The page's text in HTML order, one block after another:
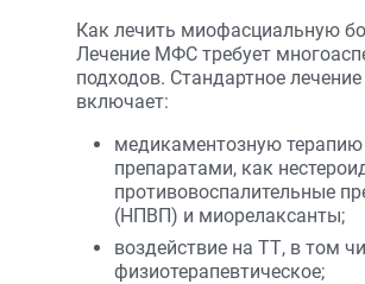
Как лечить миофасциальную
Лечение МФС требует
подходов. Стандартное лечение
включает:
медикаментозную
препаратами, как
противовоспалительные
(НПВП) и миорелаксанты;
воздействие на ТТ, в том
физио­терапевтическое;